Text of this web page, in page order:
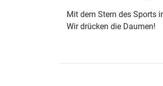
Mit dem Stern des Sports
Wir drücken die Daumen!